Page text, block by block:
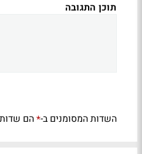
תוכן התגובה
השדות המסומנים ב-*הם